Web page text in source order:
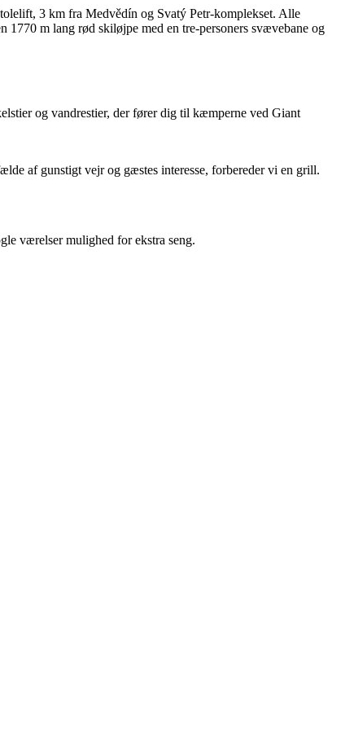
3 km fra Medvědín og Svatý Petr-komplekset. Alle
m lang rød skiløjpe med en tre-personers svævebane og
og vandrestier, der fører dig til kæmperne ved Giant
af gunstigt vejr og gæstes interesse, forbereder vi en grill.
værelser mulighed for ekstra seng.